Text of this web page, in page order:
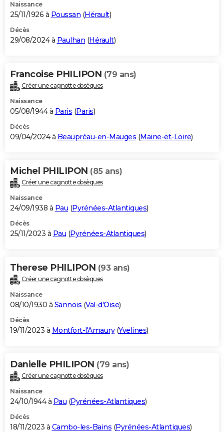
Naissance
25/11/1926 à Poussan (Hérault)
Décès
29/08/2024 à Paulhan (Hérault)
Francoise PHILIPON (79 ans)
Créer une cagnotte obsèques
Naissance
05/08/1944 à Paris (Paris)
Décès
09/04/2024 à Beaupréau-en-Mauges (Maine-et-Loire)
Michel PHILIPON (85 ans)
Créer une cagnotte obsèques
Naissance
24/09/1938 à Pau (Pyrénées-Atlantiques)
Décès
25/11/2023 à Pau (Pyrénées-Atlantiques)
Therese PHILIPON (93 ans)
Créer une cagnotte obsèques
Naissance
08/10/1930 à Sannois (Val-d'Oise)
Décès
19/11/2023 à Montfort-l'Amaury(Yvelines)
Danielle PHILIPON (79 ans)
Créer une cagnotte obsèques
Naissance
24/10/1944 à Pau (Pyrénées-Atlantiques)
Décès
18/11/2023 à Cambo-les-Bains (Pyrénées-Atlantiques)